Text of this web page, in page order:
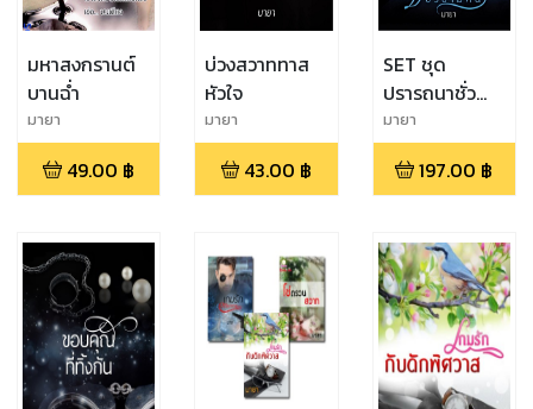
มหาสงกรานต์
บานฉ่ำ
มายา
49.00 ฿
บ่วงสวาททาส
หัวใจ
มายา
43.00 ฿
SET ชุด
ปรารถนาชั่ว
ข้ามคืน
(ปรารถนา
ราคะ+ฝากรักไว้
คืน+ขอบคุณที่
ทิ้งกัน)
มายา
197.00 ฿